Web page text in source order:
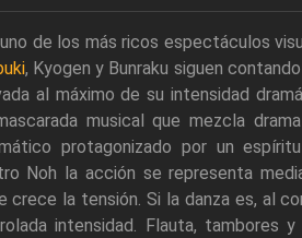
de los más ricos espectáculos
, Kyogen y Bunraku siguen
al máximo de su intensidad
musical que mezcla
protagonizado por un
Noh la acción se representa
crece la tensión. Si la danza es, al
intensidad. Flauta, tambores